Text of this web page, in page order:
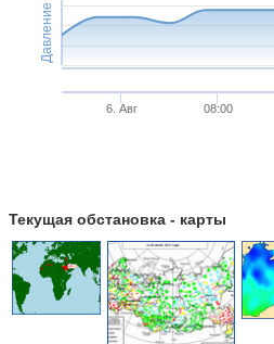
Давление
6. Авг 08:00
Текущая обстановка - карты